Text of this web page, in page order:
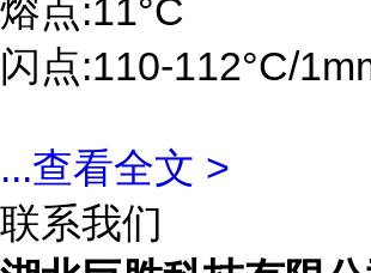
熔点:11°C
闪点:110-112°C/
...查看全文 >
联系我们